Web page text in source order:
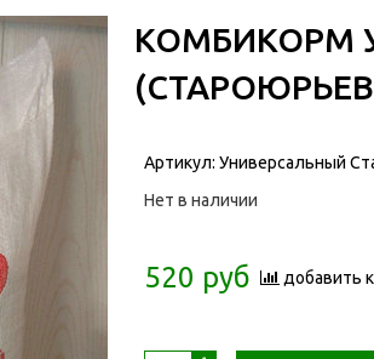
КОМБИКОРМ
Артикул: Универсальный
Нет в наличии
520 руб добавить